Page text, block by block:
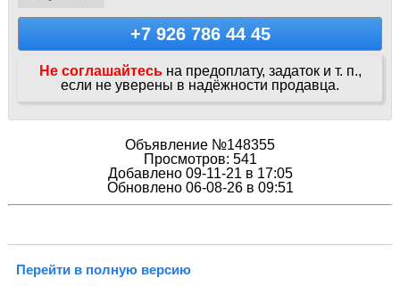
+7 926 786 44 45
Не соглашайтесь на предоплату, задаток и т. п.,
если не уверены в надёжности продавца.
Объявление №148355
Просмотров: 541
Добавлено 09-11-21 в 17:05
Обновлено 06-08-26 в 09:51
Перейти в полную версию